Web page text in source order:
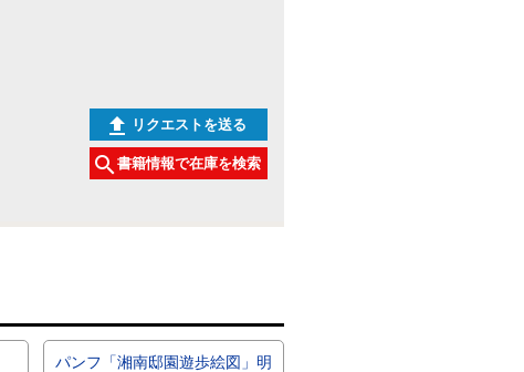
リクエストを送る
書籍情報で在庫を検索
パンフ「湘南邸園遊歩絵図」明